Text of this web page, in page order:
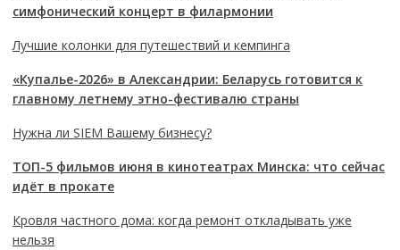
симфонический концерт в филармонии
Лучшие колонки для путешествий и кемпинга
«Купалье-2026» в Александрии: Беларусь готовится к
главному летнему этно-фестивалю страны
Нужна ли SIEM Вашему бизнесу?
ТОП-5 фильмов июня в кинотеатрах Минска: что сейчас
идёт в прокате
Кровля частного дома: когда ремонт откладывать уже
нельзя